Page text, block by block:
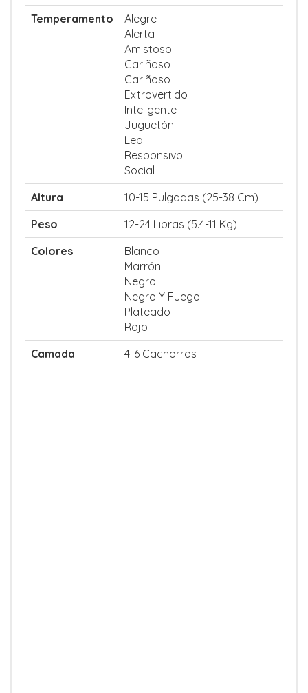
Temperamento
Alegre
Alerta
Amistoso
Cariñoso
Cariñoso
Extrovertido
Inteligente
Juguetón
Leal
Responsivo
Social
Altura
10-15 Pulgadas (25-38 Cm)
Peso
12-24 Libras (5.4-11 Kg)
Colores
Blanco
Marrón
Negro
Negro Y Fuego
Plateado
Rojo
Camada
4-6 Cachorros